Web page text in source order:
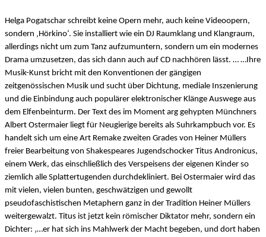
Helga Pogatschar schreibt keine Opern mehr, auch keine Videoopern,
sondern ‚Hörkino‘. Sie installiert wie ein DJ Raumklang und Klangraum,
allerdings nicht um zum Tanz aufzumuntern, sondern um ein modernes
Drama umzusetzen, das sich dann auch auf CD nachhören lässt. … …Ihre
Musik-Kunst bricht mit den Konventionen der gängigen
zeitgenössischen Musik und sucht über Dichtung, mediale Inszenierung
und die Einbindung auch populärer elektronischer Klänge Auswege aus
dem Elfenbeinturm. Der Text des im Moment arg gehypten Münchners
Albert Ostermaier liegt für Neugierige bereits als Suhrkampbuch vor. Es
handelt sich um eine Art Remake zweiten Grades von Heiner Müllers
freier Bearbeitung von Shakespeares Jugendschocker Titus Andronicus,
einem Werk, das einschließlich des Verspeisens der eigenen Kinder so
ziemlich alle Splattertugenden durchdekliniert. Bei Ostermaier wird das
mit vielen, vielen bunten, geschwätzigen und gewollt
pseudofaschistischen Metaphern ganz in der Tradition Heiner Müllers
weitergewalzt. Titus ist jetzt kein römischer Diktator mehr, sondern ein
Dichter: ‚…er hat sich ins Mahlwerk der Macht begeben, und dort haben